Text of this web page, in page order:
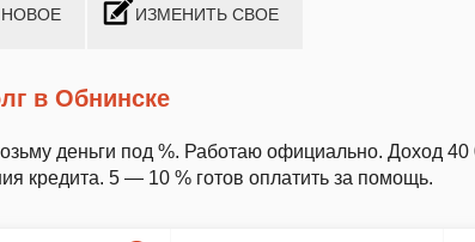
ИЗМЕНИТЬ СВОЕ
в Обнинске
деньги под %. Работаю официально. Доход
кредита. 5 — 10 % готов оплатить за помощь.